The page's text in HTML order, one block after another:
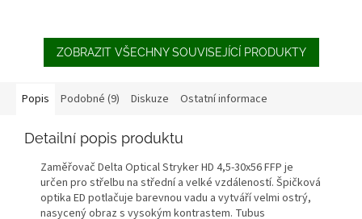
ZOBRAZIT VŠECHNY SOUVISEJÍCÍ PRODUKTY
Popis Podobné (9) Diskuze Ostatní informace
Detailní popis produktu
Zaměřovač Delta Optical Stryker HD 4,5-30x56 FFP je
určen pro střelbu na střední a velké vzdáleností. Špičková
optika ED potlačuje barevnou vadu a vytváří velmi ostrý,
nasycený obraz s vysokým kontrastem. Tubus